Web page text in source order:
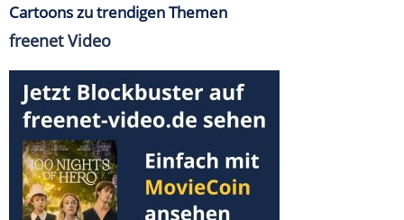
Cartoons zu trendigen Themen
freenet Video